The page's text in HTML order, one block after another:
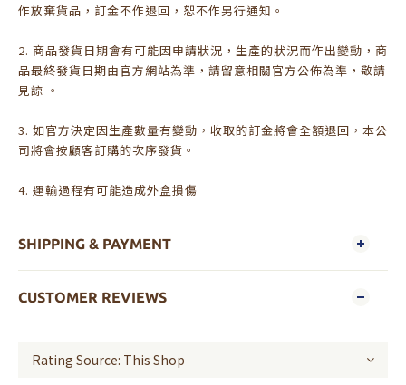
作放棄貨品，訂金不作退回，恕不作另行通知。
2. 商品發貨日期會有可能因申請狀況，生產的狀況而作出變動，商
品最終發貨日期由官方網站為準，請留意相關官方公佈為準，敬請
見諒 。
3. 如官方決定因生產數量有變動，收取的訂金將會全額退回，本公
司將會按顧客訂購的次序發貨。
4. 運輸過程有可能造成外盒損傷
SHIPPING & PAYMENT
CUSTOMER REVIEWS